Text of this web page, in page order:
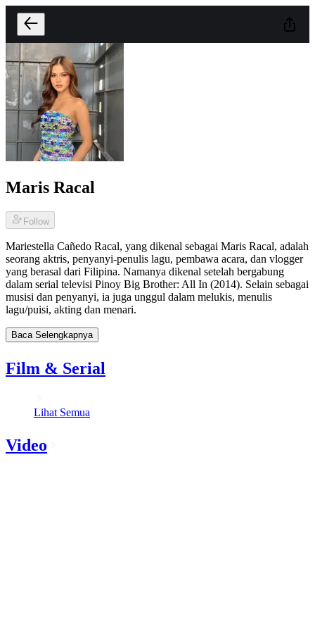
Maris Racal
Follow
Mariestella Cañedo Racal, yang dikenal sebagai Maris Racal, adalah
seorang aktris, penyanyi-penulis lagu, pembawa acara, dan vlogger
yang berasal dari Filipina. Namanya dikenal setelah bergabung
dalam serial televisi Pinoy Big Brother: All In (2014). Selain sebagai
musisi dan penyanyi, ia juga unggul dalam melukis, menulis
lagu/puisi, akting dan menari.
Baca Selengkapnya
Film & Serial
Lihat Semua
Video